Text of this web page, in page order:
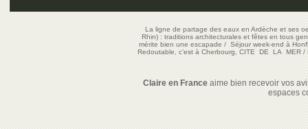
La ligne de partage des eaux en Ardèche et ses
Rhin) : traditions architecturales et fêtes en tous
mérite bien une escapade/Séjour week-end à
Redoutable, c'est à Cherbourg, CITE DE LA MER/
Claire en Franceaime bien recevoir vos
espaces